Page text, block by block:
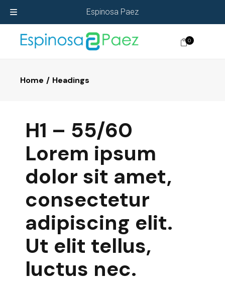
Espinosa Paez
0
Home Headings
H1 – 55/60
Lorem ipsum
dolor sit amet,
consectetur
adipiscing elit.
Ut elit tellus,
luctus nec.